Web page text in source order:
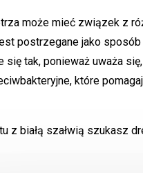
może mieć związek z
postrzegane jako
się tak, ponieważ uważa
które
z białą szałwią szukasz